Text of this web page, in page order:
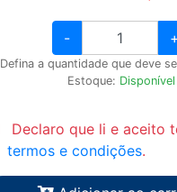
- +
Defina a quantidade que deve
Estoque: Disponível
Declaro que li e aceito
termos e condições.